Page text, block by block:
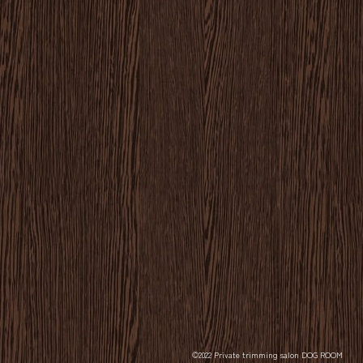
©2022 Private trimming salon DOG ROOM